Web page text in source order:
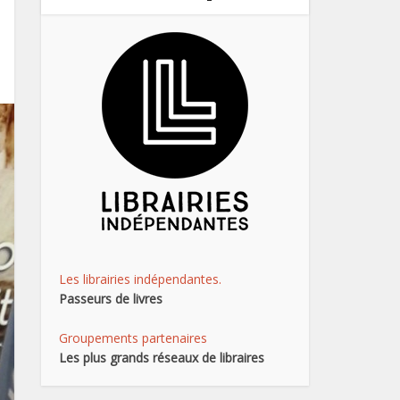
Les librairies indépendantes.
Passeurs de livres
Groupements partenaires
Les plus grands réseaux de libraires